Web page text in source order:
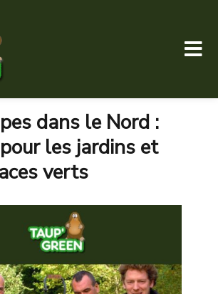
dans le Nord :
les jardins et
verts